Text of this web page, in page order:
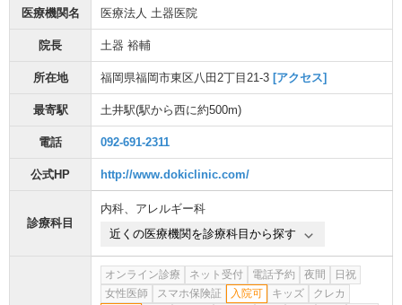
医療機関名 医療法人 土器医院
院長 土器 裕輔
所在地 福岡県福岡市東区八田2丁目21-3 [アクセス]
最寄駅 土井駅(駅から西に約500m)
電話 092-691-2311
公式HP http://www.dokiclinic.com/
診療科目
内科、 アレルギー科
近くの医療機関を診療科目から探す
オンライン診療 ネット受付 電話予約 夜間
日祝
女性医師
スマホ保険証 入院可 キッズ
クレカ